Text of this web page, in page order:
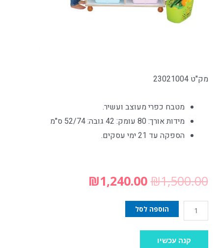
מק"ט 23021004
מטבח כפרי מעוצב ועשיר.
מידות אורך: 80 עומק: 42 גובה: 52/74 ס"מ
הספקה עד 21 ימי עסקים.
₪1,500.00
₪1,240.00
הוספה לסל
קנה עכשיו